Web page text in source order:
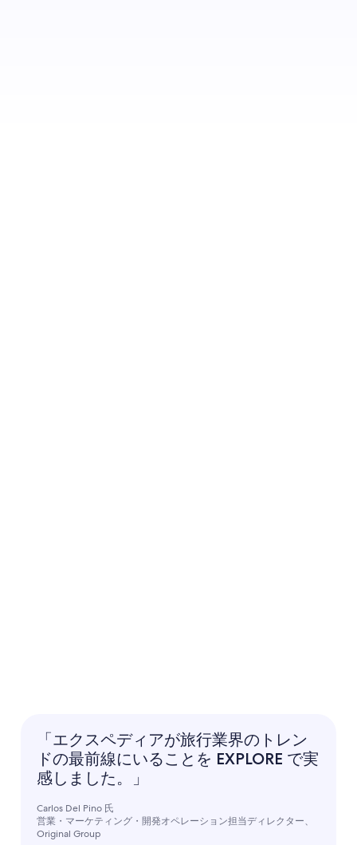
「エクスペディアが旅行業界のトレン
ドの最前線にいることを EXPLORE で実
感しました。」
Carlos Del Pino 氏
営業・マーケティング・開発オペレーション担当ディレクター、
Original Group